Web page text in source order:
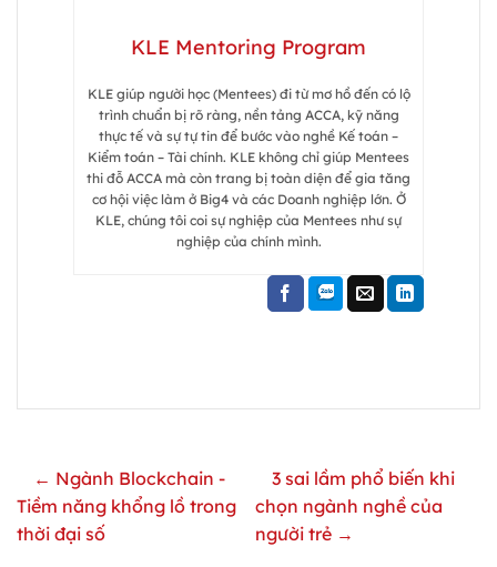
KLE Mentoring Program
KLE giúp người học (Mentees) đi từ mơ hồ đến có lộ
trình chuẩn bị rõ ràng, nền tảng ACCA, kỹ năng
thực tế và sự tự tin để bước vào nghề Kế toán –
Kiểm toán – Tài chính. KLE không chỉ giúp Mentees
thi đỗ ACCA mà còn trang bị toàn diện để gia tăng
cơ hội việc làm ở Big4 và các Doanh nghiệp lớn. Ở
KLE, chúng tôi coi sự nghiệp của Mentees như sự
nghiệp của chính mình.
← Ngành Blockchain -
Tiềm năng khổng lồ trong
thời đại số
3 sai lầm phổ biến khi
chọn ngành nghề của
người trẻ →